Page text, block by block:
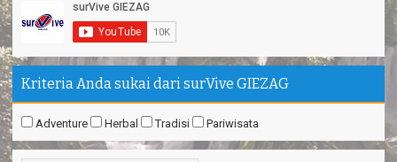
Kriteria Anda sukai dari surVive GIEZAG
Adventure Herbal Tradisi Pariwisata